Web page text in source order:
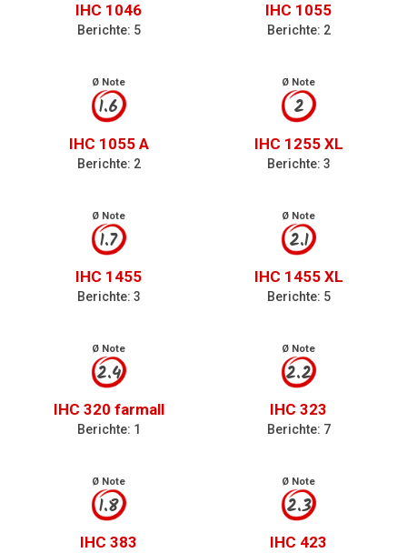
IHC 1046
Berichte: 5
IHC 1055
Berichte: 2
Ø Note
1.6
IHC 1055 A
Berichte: 2
Ø Note
2
IHC 1255 XL
Berichte: 3
Ø Note
1.7
IHC 1455
Berichte: 3
Ø Note
2.1
IHC 1455 XL
Berichte: 5
Ø Note
2.4
IHC 320 farmall
Berichte: 1
Ø Note
2.2
IHC 323
Berichte: 7
Ø Note
1.8
IHC 383
Ø Note
2.3
IHC 423